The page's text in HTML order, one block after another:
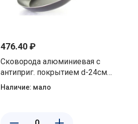
476.40 ₽
Сковорода алюминиевая с
антиприг. покрытием d-24см
без крышки Матрена 106917
Наличие: мало